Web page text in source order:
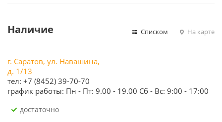
Наличие Списком На карте
г. Саратов, ул. Навашина,
д. 1/13
тел: +7 (8452) 39-70-70
график работы: Пн - Пт: 9.00 - 19.00 Сб - Вс: 9:00 - 17:00
Достаточно